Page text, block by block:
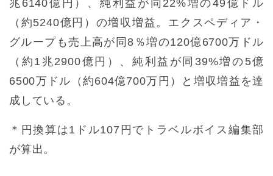
兆6140億円）、純利益が同22%増の49億ドル
（約5240億円）の増収増益。エクスペディア・
グループも売上高が同8％増の120億6700万ドル
（約1兆2900億円）、純利益が同39%増の5億
6500万ドル（約604億700万円）と増収増益を達
成している。
＊円換算は1ドル107円でトラベルボイス編集部
が算出。